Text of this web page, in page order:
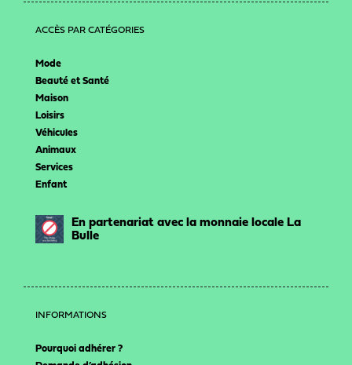
ACCÈS PAR CATÉGORIES
Mode
Beauté et Santé
Maison
Loisirs
Véhicules
Animaux
Services
Enfant
En partenariat avec la monnaie locale La
Bulle
INFORMATIONS
Pourquoi adhérer ?